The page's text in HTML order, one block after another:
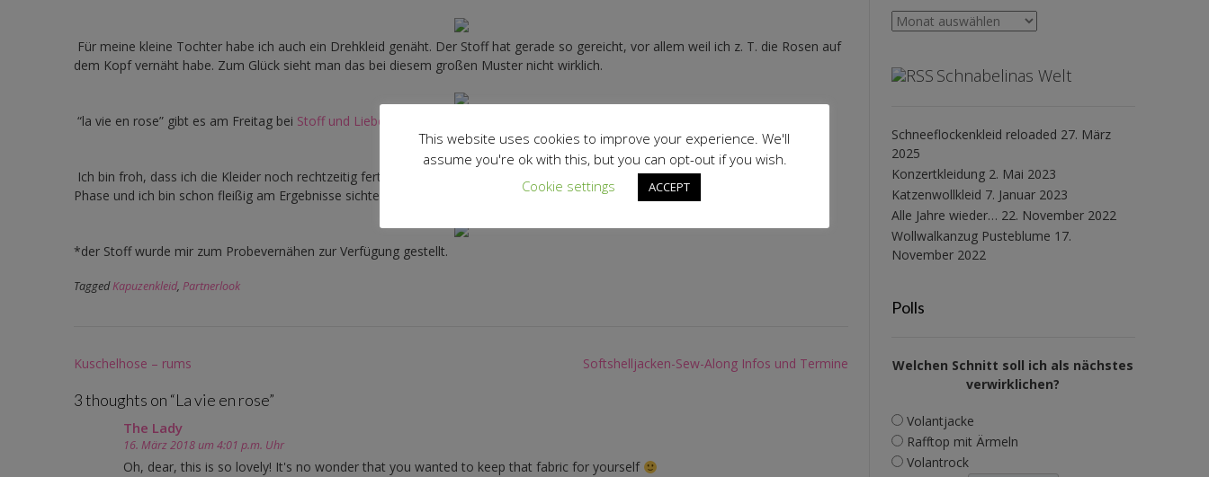
Für meine kleine Tochter habe ich auch ein Drehkleid genäht. Der Stoff hat gerade so gereicht, vor allem weil ich z. T. die Rosen auf
dem Kopf vernäht habe. Zum Glück sieht man das bei diesem großen Muster nicht wirklich.
“la vie en rose” gibt es am Freitag bei Stoff und Liebe
Ich bin froh, dass ich die Kleider noch rechtzeitig fertig stellen konnte – im Moment ist das Softshelljackenprojekt in der heißen
Phase und ich bin schon fleißig am Ergebnisse sichten und Veränderungen umsetzen. Deswegen heute nur in aller Kürze hier.
*der Stoff wurde mir zum Probevernähen zur Verfügung gestellt.
TaggedKapuzenkleid, Partnerlook
Post
Kuschelhose – rums Softshelljacken-Sew-Along Infos und Termine
3 thoughts on “La vie en rose”
The Lady
16. März 2018 um 4:01 p.m. Uhr
Oh, dear, this is so lovely! It's no wonder that you wanted to keep that fabric for yourself
Archiv
Schnabelinas Welt
Schneeflockenkleid reloaded 27. März
2025
Konzertkleidung 2. Mai 2023
Katzenwollkleid 7. Januar 2023
Alle Jahre wieder… 22. November 2022
Wollwalkanzug Pusteblume 17.
November 2022
Polls
Welchen Schnitt soll ich als nächstes
verwirklichen?
Volantjacke
Rafftop mit Ärmeln
Volantrock
This website uses cookies to improve your experience. We'll
assume you're ok with this, but you can opt-out if you wish.
Cookie settings
ACCEPT